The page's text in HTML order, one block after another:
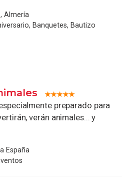
Almería
Banquetes, Bautizo
preparado para
verán animales... y
España